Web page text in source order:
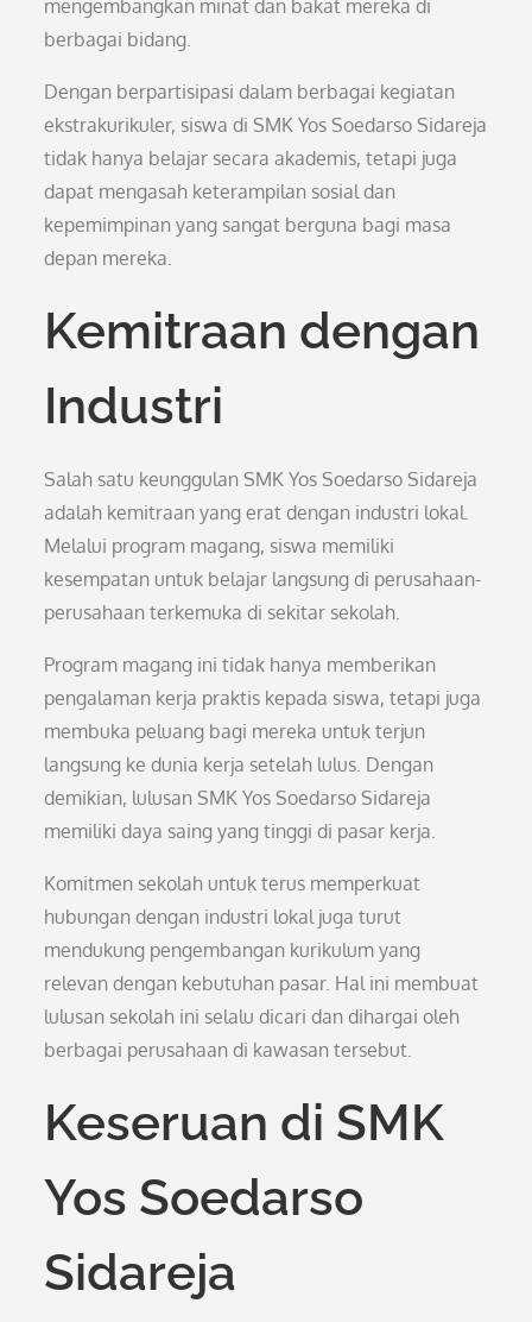
mengembangkan minat dan bakat mereka di
berbagai bidang.
Dengan berpartisipasi dalam berbagai kegiatan
ekstrakurikuler, siswa di SMK Yos Soedarso Sidareja
tidak hanya belajar secara akademis, tetapi juga
dapat mengasah keterampilan sosial dan
kepemimpinan yang sangat berguna bagi masa
depan mereka.
Kemitraan dengan
Industri
Salah satu keunggulan SMK Yos Soedarso Sidareja
adalah kemitraan yang erat dengan industri lokal.
Melalui program magang, siswa memiliki
kesempatan untuk belajar langsung di perusahaan-
perusahaan terkemuka di sekitar sekolah.
Program magang ini tidak hanya memberikan
pengalaman kerja praktis kepada siswa, tetapi juga
membuka peluang bagi mereka untuk terjun
langsung ke dunia kerja setelah lulus. Dengan
demikian, lulusan SMK Yos Soedarso Sidareja
memiliki daya saing yang tinggi di pasar kerja.
Komitmen sekolah untuk terus memperkuat
hubungan dengan industri lokal juga turut
mendukung pengembangan kurikulum yang
relevan dengan kebutuhan pasar. Hal ini membuat
lulusan sekolah ini selalu dicari dan dihargai oleh
berbagai perusahaan di kawasan tersebut.
Keseruan di SMK
Yos Soedarso
Sidareja